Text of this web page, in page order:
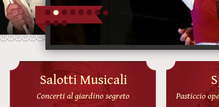
Salotti Musicali
Concerti al giardino segreto Pasticcio